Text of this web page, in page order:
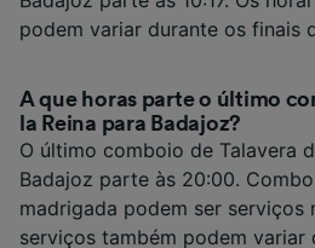
podem variar durante os finais
A que horas parte o último
la Reina para Badajoz?
O último comboio de Talavera
Badajoz parte às 20:00.
madrigada podem ser serviços
serviços também podem variar